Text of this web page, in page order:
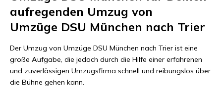
aufregenden Umzug von
Umzüge DSU München nach Trier
Der Umzug von Umzüge DSU München nach Trier ist eine
große Aufgabe, die jedoch durch die Hilfe einer erfahrenen
und zuverlässigen Umzugsfirma schnell und reibungslos über
die Bühne gehen kann.